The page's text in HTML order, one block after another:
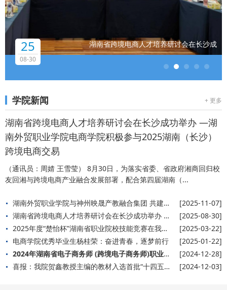
25
08-30
湖南省跨境电商人才培养研讨会在长沙成
学院新闻 + 更多
湖南省跨境电商人才培养研讨会在长沙成功举办 —湖
南外贸职业学院电商学院积极参与2025湖南（长沙）
跨境电商交易
（通讯员：周婧 王雪莹） 8月30日，为落实省委、省政府湘商回归校
友回湘与跨境电商产业融合发展部署，配合第四届湖南（...
湖南外贸职业学院与神州映晟产教融合集团 共建“数字经济产业学院”
[2025-11-07]
湖南省跨境电商人才培养研讨会在长沙成功举办 —湖南外贸职业学院电商学院积极参与2025湖南（长沙）跨境电商交易
[2025-08-30]
2025年度“楚怡杯”湖南省职业院校技能竞赛在我院赛点开幕
[2025-03-22]
电商学院优秀毕业生杨桂荣：奋进青春，逐梦前行
[2025-01-22]
2024年湖南省电子商务师 (跨境电子商务师)职业技能大赛专栏
[2024-12-28]
喜报：我院贺鑫教授主编的教材入选首批“十四五”职业教育国家规划教材名单
[2024-12-03]